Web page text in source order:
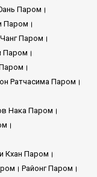
Паром
Паром
Паром
Паром
Ратчасима Паром
Нака Паром
Кхан Паром
Районг Паром